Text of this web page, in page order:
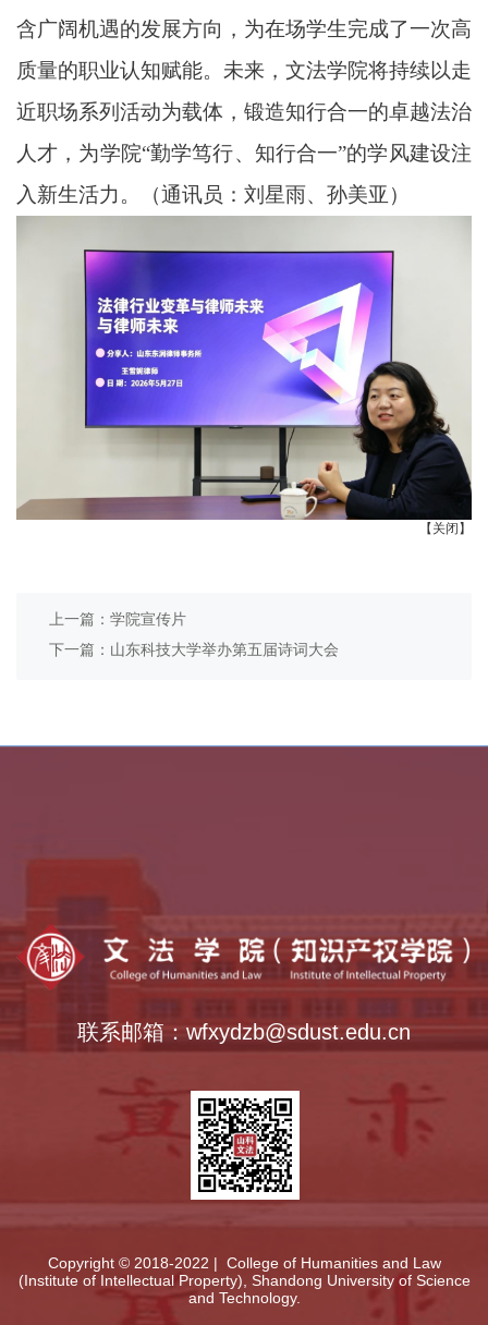
含广阔机遇的发展方向，为在场学生完成了一次高
质量的职业认知赋能。未来，文法学院将持续以走
近职场系列活动为载体，锻造知行合一的卓越法治
人才，为学院“勤学笃行、知行合一”的学风建设注
入新生活力。（通讯员：刘星雨、孙美亚）
【关闭】
上一篇：学院宣传片
下一篇：山东科技大学举办第五届诗词大会
全国哲学社会科学工作办公室
联系邮箱：wfxydzb@sdust.edu.cn
Copyright © 2018-2022 | College of Humanities and Law
(Institute of Intellectual Property), Shandong University of Science
and Technology.